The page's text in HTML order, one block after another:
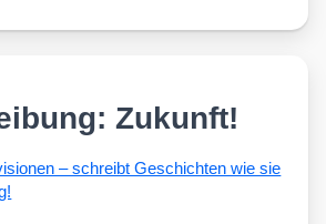
Zukunft!
– schreibt Geschich­ten wie sie